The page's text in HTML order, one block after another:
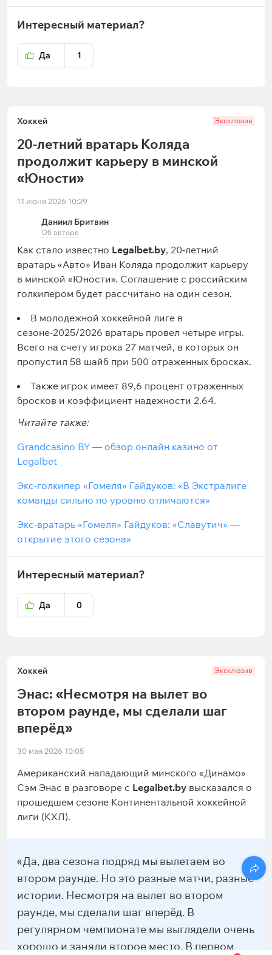
Интересный материал?
Да 1
Хоккей Эксклюзив
20-летний вратарь Коляда
продолжит карьеру в минской
«Юности»
11 июня 2026 10:29
Даниил Бритвин
Об авторе
Как стало известно Legalbet.by, 20-летний
вратарь «Авто» Иван Коляда продолжит карьеру
в минской «Юности». Соглашение с российским
голкипером будет рассчитано на один сезон.
В молодежной хоккейной лиге в
сезоне-2025/2026 вратарь провел четыре игры.
Всего на счету игрока 27 матчей, в которых он
пропустил 58 шайб при 500 отраженных бросках.
Также игрок имеет 89,6 процент отраженных
бросков и коэффициент надежности 2.64.
Читайте также:
Grandcasino BY — обзор онлайн казино от
Legalbet
Экс-голкипер «Гомеля» Гайдуков: «В Экстралиге
команды сильно по уровню отличаются»
Экс-вратарь «Гомеля» Гайдуков: «Славутич» —
открытие этого сезона»
Интересный материал?
Да 0
Хоккей Эксклюзив
Энас: «Несмотря на вылет во
втором раунде, мы сделали шаг
вперёд»
30 мая 2026 10:05
Американский нападающий минского «Динамо»
Сэм Энас в разговоре с Legalbet.by высказался о
прошедшем сезоне Континентальной хоккейной
лиги (КХЛ).
«Да, два сезона подряд мы вылетаем во
втором раунде. Но это разные матчи, разные
истории. Несмотря на вылет во втором
раунде, мы сделали шаг вперёд. В
регулярном чемпионате мы выглядели очень
хорошо и заняли второе место. В первом